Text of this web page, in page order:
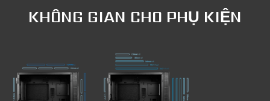
KHÔNG GIAN CHO PHỤ KIỆN